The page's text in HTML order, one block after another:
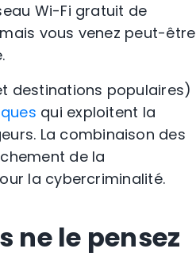
Wi-Fi gratuit de
vous venez peut-être
destinations populaires)
qui exploitent la
La combinaison des
de la
la cybercriminalité.
ne le pensez